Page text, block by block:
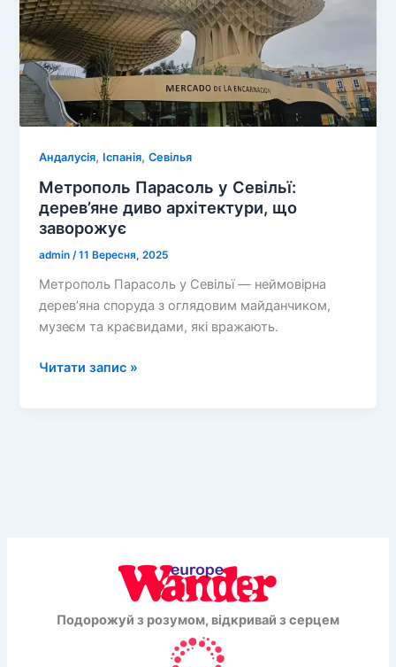
Андалусія, Іспанія,Севілья
Метрополь Парасоль у Севільї:
дерев’яне диво архітектури, що
заворожує
admin/11 Вересня, 2025
Метрополь Парасоль у Севільї — неймовірна
дерев’яна споруда з оглядовим майданчиком,
музеєм та краєвидами, які вражають.
Метрополь
Читати запис »
Подорожуй з розумом, відкривай з серцем